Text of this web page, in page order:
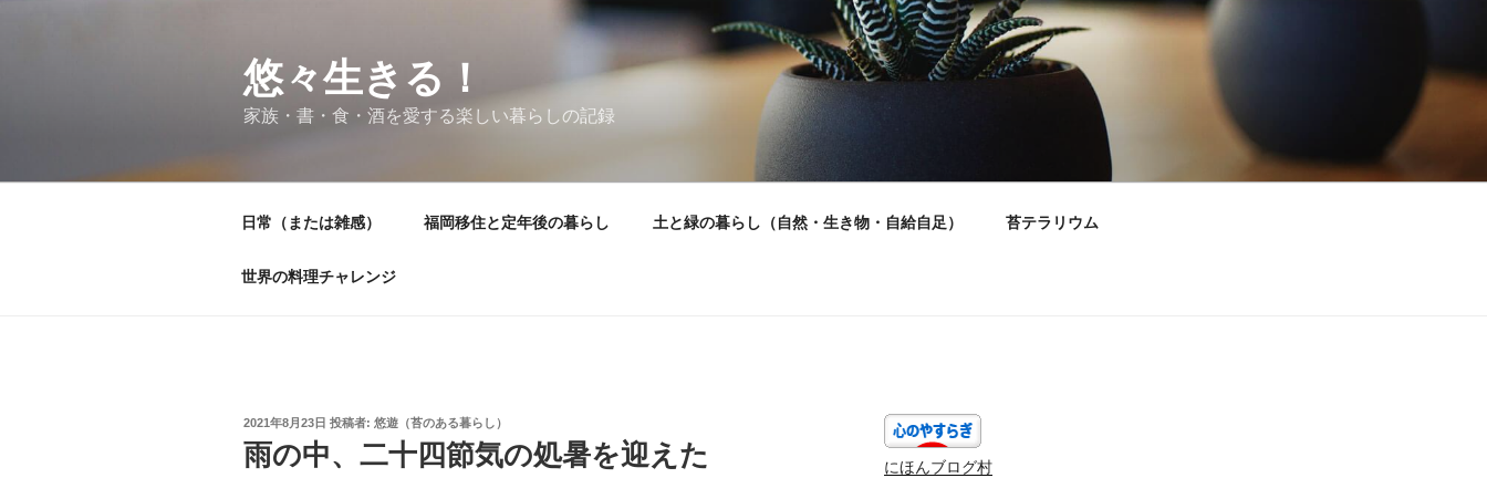
悠々生きる！
家族・書・食・酒を愛する楽しい暮らしの記録
日常（または雑感） 福岡移住と定年後の暮らし 土と緑の暮らし（自然・生き物・自給自足） 苔テラリウム
世界の料理チャレンジ
投
稿
日:
2021年8月23日 投稿者: 悠遊（苔のある暮らし）
雨の中、二十四節気の処暑を迎えた にほんブログ村